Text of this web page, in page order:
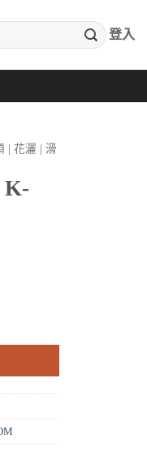
登入
| 花灑 | 滑
K-
。